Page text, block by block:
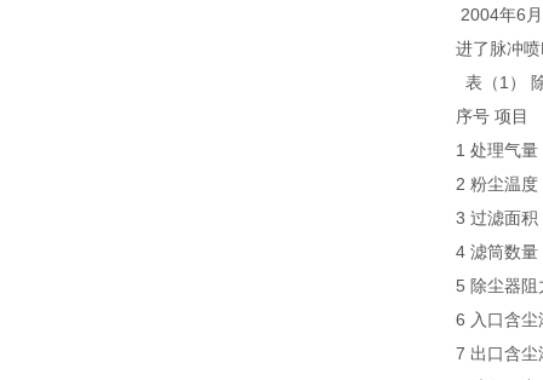
2004年6
进了脉冲
表（1）
序号 项
1 处理
2 粉尘
3 过滤
4 滤筒
5 除尘
6 入口含
7 出口含